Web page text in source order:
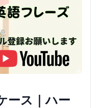
ース｜ハー